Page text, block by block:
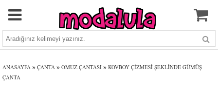
ANASAYFA » ÇANTA » OMUZ ÇANTASI » KOVBOY ÇIZMESI ŞEKLINDE GÜMÜŞ
ÇANTA